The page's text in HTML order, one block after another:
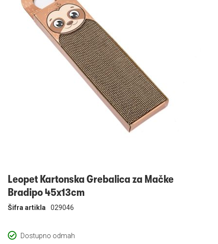
Prijavi se
Leopet Kartonska Grebalica za Mačke
Bradipo 45x13cm
Dostupno odmah
Šifra artikla 029046